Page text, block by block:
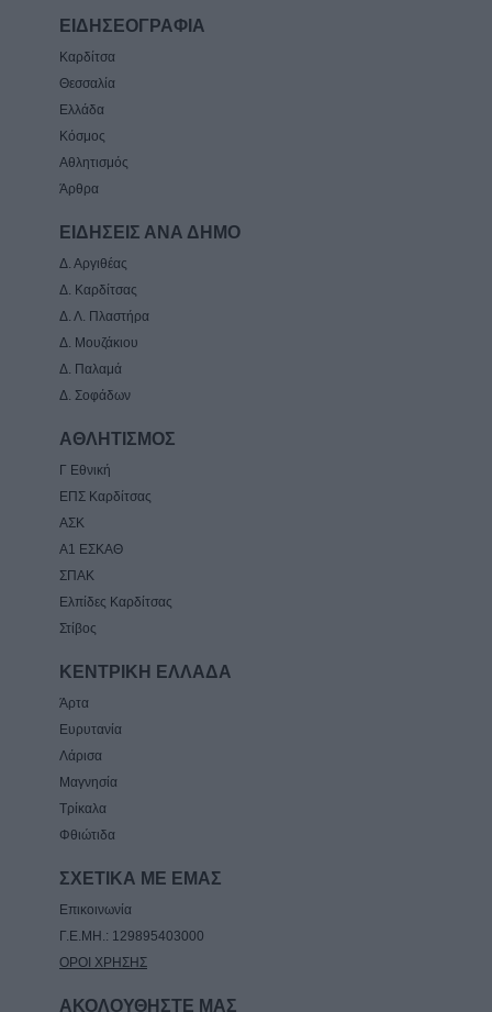
ΕΙΔΗΣΕΟΓΡΑΦΙΑ
Καρδίτσα
Θεσσαλία
Ελλάδα
Κόσμος
Αθλητισμός
Άρθρα
ΕΙΔΗΣΕΙΣ ΑΝΑ ΔΗΜΟ
Δ. Αργιθέας
Δ. Καρδίτσας
Δ. Λ. Πλαστήρα
Δ. Μουζάκιου
Δ. Παλαμά
Δ. Σοφάδων
ΑΘΛΗΤΙΣΜΟΣ
Γ Εθνική
ΕΠΣ Καρδίτσας
ΑΣΚ
Α1 ΕΣΚΑΘ
ΣΠΑΚ
Ελπίδες Καρδίτσας
Στίβος
ΚΕΝΤΡΙΚΗ ΕΛΛΑΔΑ
Άρτα
Ευρυτανία
Λάρισα
Μαγνησία
Τρίκαλα
Φθιώτιδα
ΣΧΕΤΙΚΑ ΜΕ ΕΜΑΣ
Επικοινωνία
Γ.Ε.ΜΗ.: 129895403000
ΟΡΟΙ ΧΡΗΣΗΣ
ΑΚΟΛΟΥΘΗΣΤΕ ΜΑΣ